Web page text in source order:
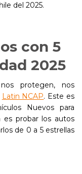
del 2025.
con 5
2025
protegen, nos
Latin NCAP. Este es
Nuevos para
es probar los autos
de 0 a 5 estrellas